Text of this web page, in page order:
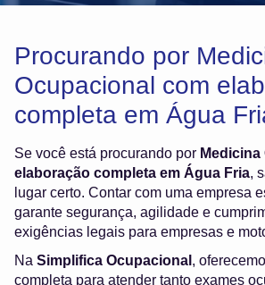
Procurando por
Ocupacional com
completa em Água
Se você está procurando por
elaboração completa em Água Fria,
lugar certo. Contar com uma empresa
garante segurança, agilidade e
exigências legais para empresas e
Na Simplifica Ocupacional ,
completa para atender tanto exames